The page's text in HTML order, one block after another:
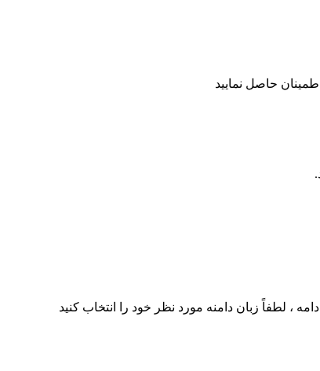
حاصل نمایید
، لطفاً زبان دامنه مورد نظر خود را انتخاب کنید